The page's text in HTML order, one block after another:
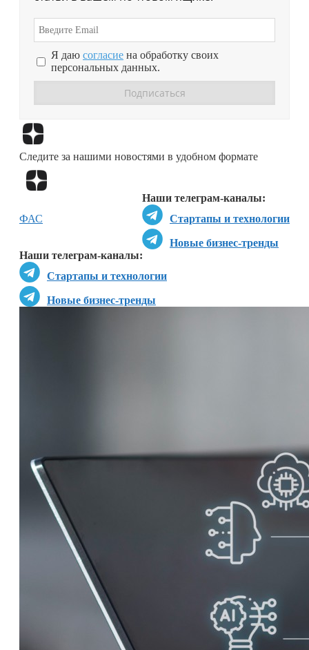
Я даю согласие на обработку своих
персональных данных.
Следите за нашими новостями в удобном формате
Наши телеграм-каналы:
Стартапы и технологии
Новые бизнес-тренды
Наши телеграм-каналы:
Стартапы и технологии
Новые бизнес-тренды
ФАС